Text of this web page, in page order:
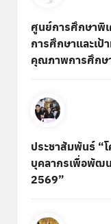
ศูนย์การศึกษาพิ
การศึกษาและเป้
คุณภาพการศึกษ
ประชาสัมพันธ์ “
บุคลากรเพื่อพัฒ
2569”